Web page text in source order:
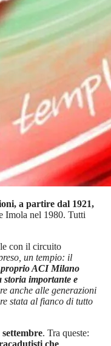
a partire dal 1921,
Imola nel 1980. Tutti
con il circuito
un tempio: il
proprio ACI Milano
storia importante e
anche alle generazioni
stata al fianco di tutto
. Tra queste:
che